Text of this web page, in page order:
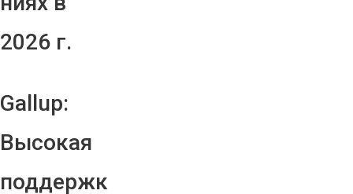
2026 г.
Gallup:
Высокая
поддержк